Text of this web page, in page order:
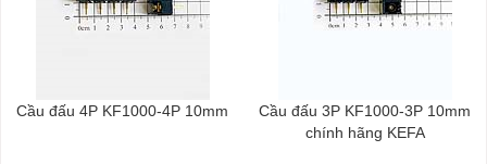
Cầu đấu 4P KF1000-4P 10mm
Cầu đấu 3P KF1000-3P 10mm
chính hãng KEFA